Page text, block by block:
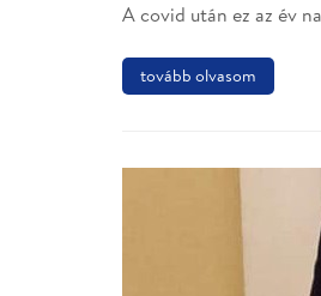
A covid után ez az év
tovább olvasom